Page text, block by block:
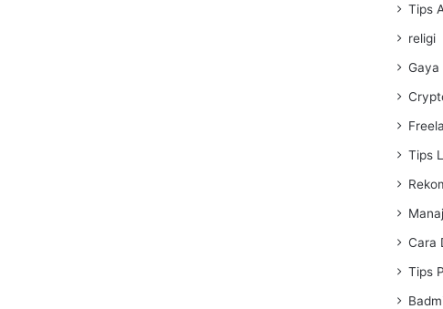
Tips
religi
Gaya
Tips
Cara
Tips